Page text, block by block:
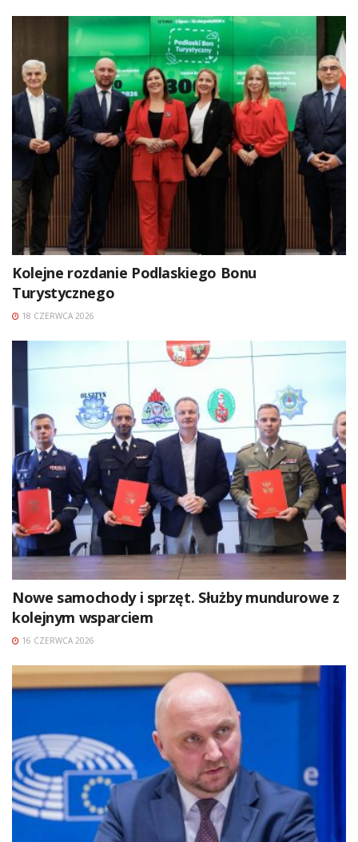
Kolejne rozdanie Podlaskiego Bonu
Turystycznego
18 CZERWCA 2026
Nowe samochody i sprzęt. Służby mundurowe z
kolejnym wsparciem
16 CZERWCA 2026